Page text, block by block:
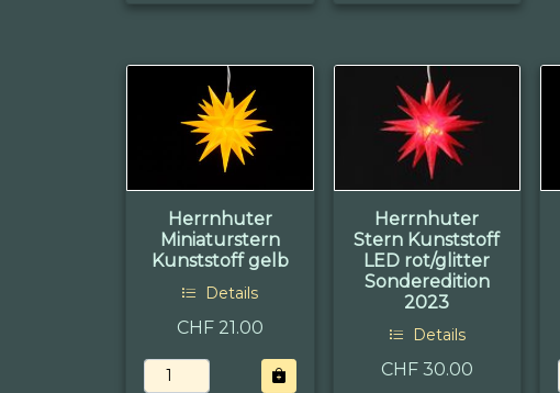
Herrnhuter
Miniaturstern
Kunststoff gelb
Details
CHF 21.00
Herrnhuter
Stern Kunststoff
LED rot/glitter
Sonderedition
2023
Details
CHF 30.00